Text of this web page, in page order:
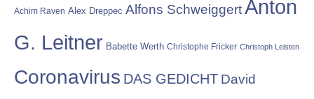
Achim Raven Alex Dreppec Alfons SchweiggertAnton
G. Leitner Babette Werth Christophe Fricker Christoph Leisten
Coronavirus DAS GEDICHT David